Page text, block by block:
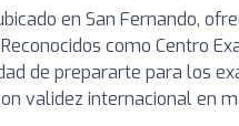
en San Fernando,
como Centro
de prepararte para los
validez internacional en